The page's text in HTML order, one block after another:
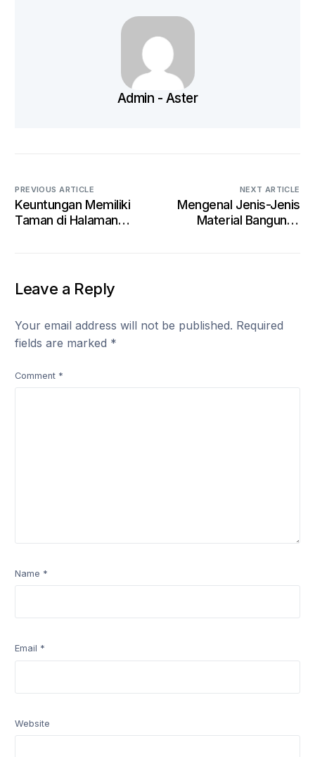
Admin - Aster
PREVIOUS ARTICLE
Keuntungan Memiliki
Taman di Halaman
NEXT ARTICLE
Mengenal Jenis-Jenis
Material Bangunan
Leave a Reply
Your email address will not be published. Required
fields are marked *
Comment *
Name *
Email *
Website